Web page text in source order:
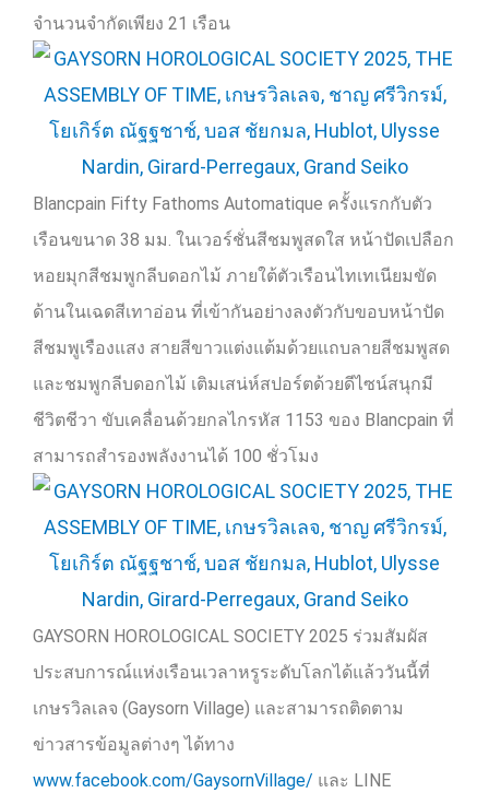
จำนวนจำกัดเพียง 21 เรือน
Blancpain Fifty Fathoms Automatique ครั้งแรกกับตัว
เรือนขนาด 38 มม. ในเวอร์ชั่นสีชมพูสดใส หน้าปัดเปลือก
หอยมุกสีชมพูกลีบดอกไม้ ภายใต้ตัวเรือนไทเทเนียมขัด
ด้านในเฉดสีเทาอ่อน ที่เข้ากันอย่างลงตัวกับขอบหน้าปัด
สีชมพูเรืองแสง สายสีขาวแต่งแต้มด้วยแถบลายสีชมพูสด
และชมพูกลีบดอกไม้ เติมเสน่ห์สปอร์ตด้วยดีไซน์สนุกมี
ชีวิตชีวา ขับเคลื่อนด้วยกลไกรหัส 1153 ของ Blancpain ที่
สามารถสำรองพลังงานได้ 100 ชั่วโมง
GAYSORN HOROLOGICAL SOCIETY 2025 ร่วมสัมผัส
ประสบการณ์แห่งเรือนเวลาหรูระดับโลกได้แล้ววันนี้ที่
เกษรวิลเลจ (Gaysorn Village) และสามารถติดตาม
ข่าวสารข้อมูลต่างๆ ได้ทาง
www.facebook.com/GaysornVillage/ และ LINE